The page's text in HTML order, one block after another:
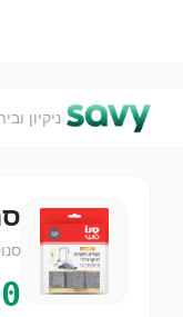
›ניקיון
סנו